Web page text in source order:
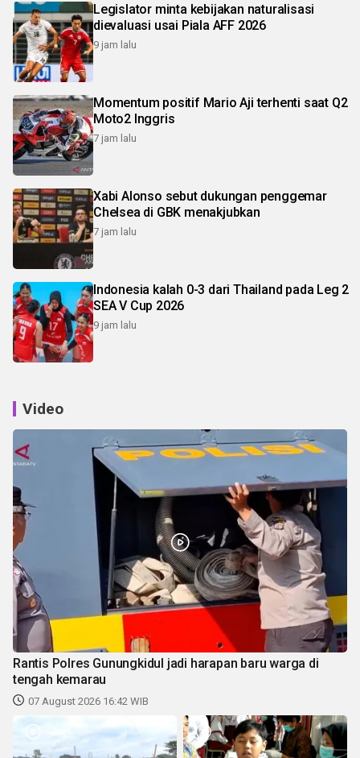
Legislator minta kebijakan naturalisasi
dievaluasi usai Piala AFF 2026
9 jam lalu
Momentum positif Mario Aji terhenti saat Q2
Moto2 Inggris
7 jam lalu
Xabi Alonso sebut dukungan penggemar
Chelsea di GBK menakjubkan
7 jam lalu
Indonesia kalah 0-3 dari Thailand pada Leg 2
SEA V Cup 2026
9 jam lalu
Video
Rantis Polres Gunungkidul jadi harapan baru warga di
tengah kemarau
07 August 2026 16:42 WIB